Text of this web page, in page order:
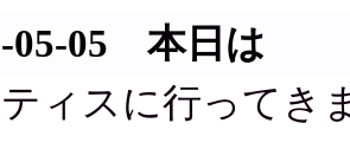
05-05 本日は
ィスに行ってき